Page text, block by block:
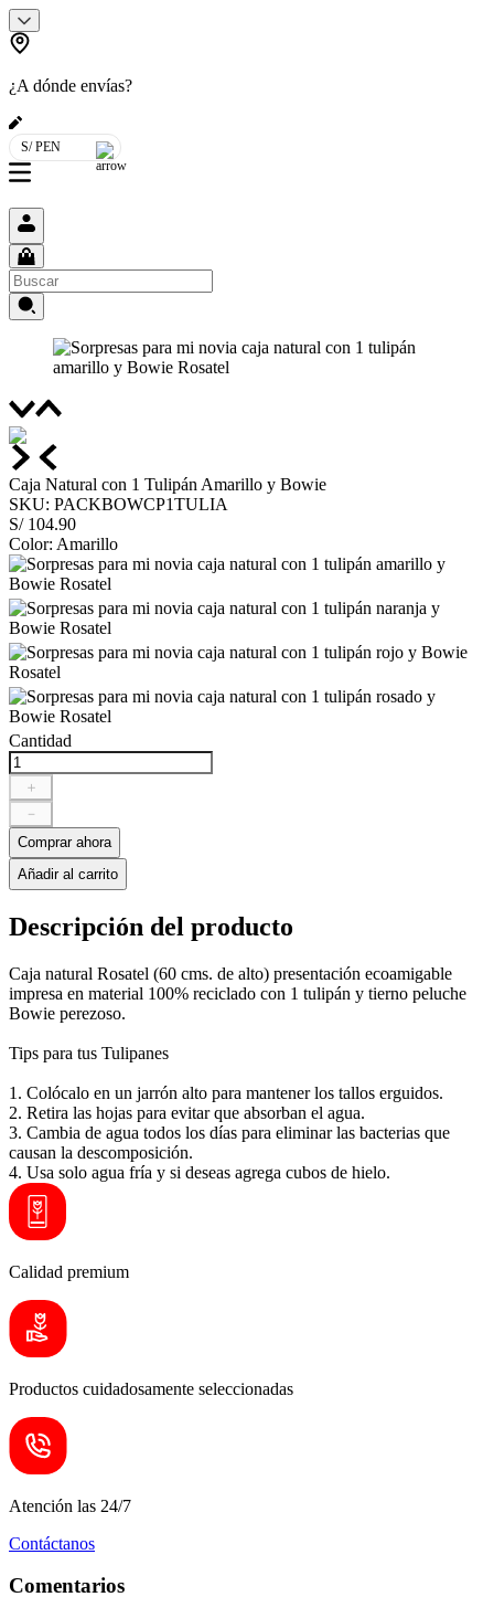
¿A dónde envías?
S/ PEN
Caja Natural con 1 Tulipán Amarillo y Bowie
SKU: PACKBOWCP1TULIA
S/ 104.90
Color: Amarillo
Cantidad
＋
－
Comprar ahora
Añadir al carrito
Descripción del producto
Caja natural Rosatel (60 cms. de alto) presentación ecoamigable
impresa en material 100% reciclado con 1 tulipán y tierno peluche
Bowie perezoso.
Tips para tus Tulipanes
1. Colócalo en un jarrón alto para mantener los tallos erguidos.
2. Retira las hojas para evitar que absorban el agua.
3. Cambia de agua todos los días para eliminar las bacterias que
causan la descomposición.
4. Usa solo agua fría y si deseas agrega cubos de hielo.
Calidad premium
Productos cuidadosamente seleccionadas
Atención las 24/7
Contáctanos
Comentarios